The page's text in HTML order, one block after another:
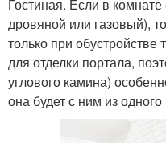
Гостиная. Если в
дровяной или газовый),
только при обустройстве
для отделки портала,
углового камина)
она будет с ним из